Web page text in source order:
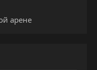
арене